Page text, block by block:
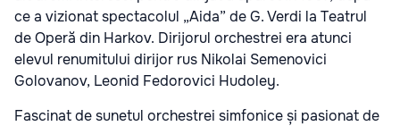
ce a vizionat spectacolul „Aida” de G. Verdi la Teatrul
de Operă din Harkov. Dirijorul orchestrei era atunci
elevul renumitului dirijor rus Nikolai Semenovici
Golovanov, Leonid Fedorovici Hudoley.
Fascinat de sunetul orchestrei simfonice și pasionat de